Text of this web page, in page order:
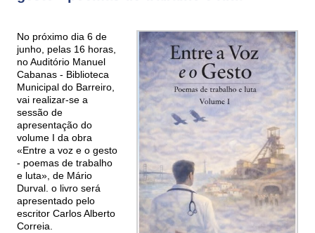
No próximo dia 6 de
junho, pelas 16 horas,
no Auditório Manuel
Cabanas - Biblioteca
Municipal do Barreiro,
vai realizar-se a
sessão de
apresentação do
volume I da obra
«Entre a voz e o gesto
- poemas de trabalho
e luta», de Mário
Durval. o livro será
apresentado pelo
escritor Carlos Alberto
Correia.